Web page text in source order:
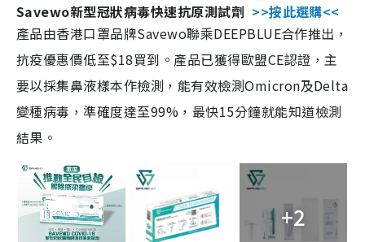
Savewo新型冠狀病毒快速抗原測試劑 >>按此選購<<
產品由香港口罩品牌Savewo聯乘DEEPBLUE合作推出，
抗疫優惠價低至$18買到。產品已獲得歐盟CE認證，主
要以採集鼻液樣本作檢測，能有效檢測Omicron及Delta
變種病毒，準確度達至99%，最快15分鐘就能知道檢測
結果。
+2